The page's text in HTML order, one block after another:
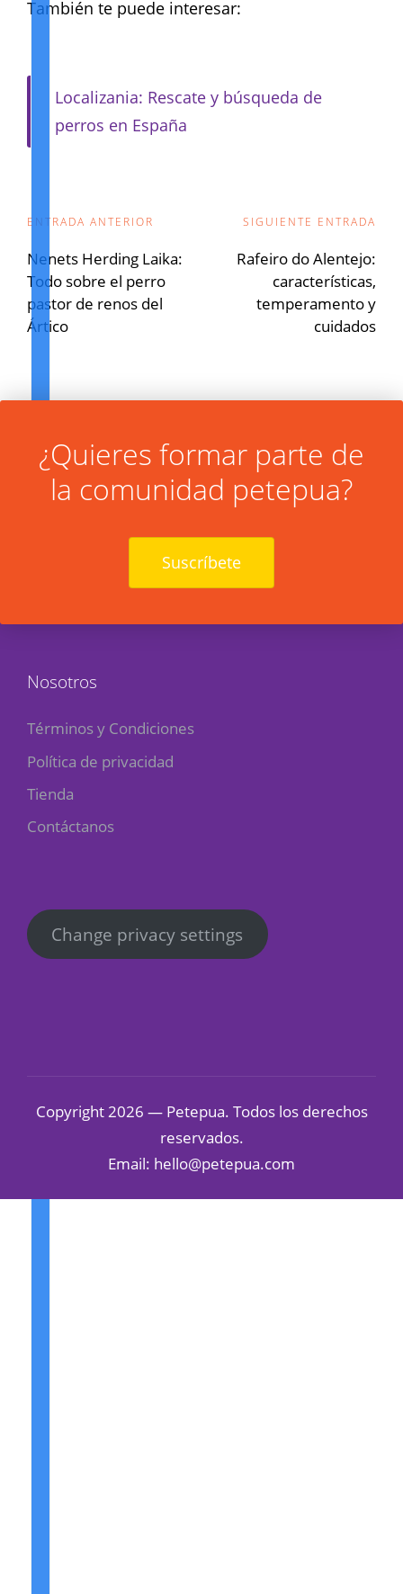
También te puede interesar:
Localizania: Rescate y búsqueda de
perros en España
Navegación
de
entradas
ENTRADA ANTERIOR
Nenets Herding Laika:
Todo sobre el perro
pastor de renos del
Ártico
SIGUIENTE ENTRADA
Rafeiro do Alentejo:
características,
temperamento y
cuidados
¿Quieres formar parte de
la comunidad petepua?
Suscríbete
Nosotros
Términos y Condiciones
Política de privacidad
Tienda
Contáctanos
Change privacy settings
Copyright 2026 — Petepua. Todos los derechos
reservados.
Email: hello@petepua.com